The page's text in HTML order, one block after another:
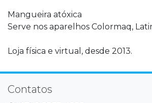
Mangueira atóxica
Serve nos aparelhos Colormaq,
Loja física e virtual, desde 2013.
Contatos